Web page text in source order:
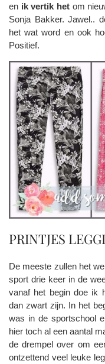
en ik vertik het om
Sonja Bakker. Jawel..
het wat word en ook
Positief.
PRINTJES
De meeste zullen het
sport drie keer in de
vanaf het begin doe ik
dan zwart zijn. In het
was in de sportschool
hier toch al een aantal
de drempel over om
ontzettend veel leuke